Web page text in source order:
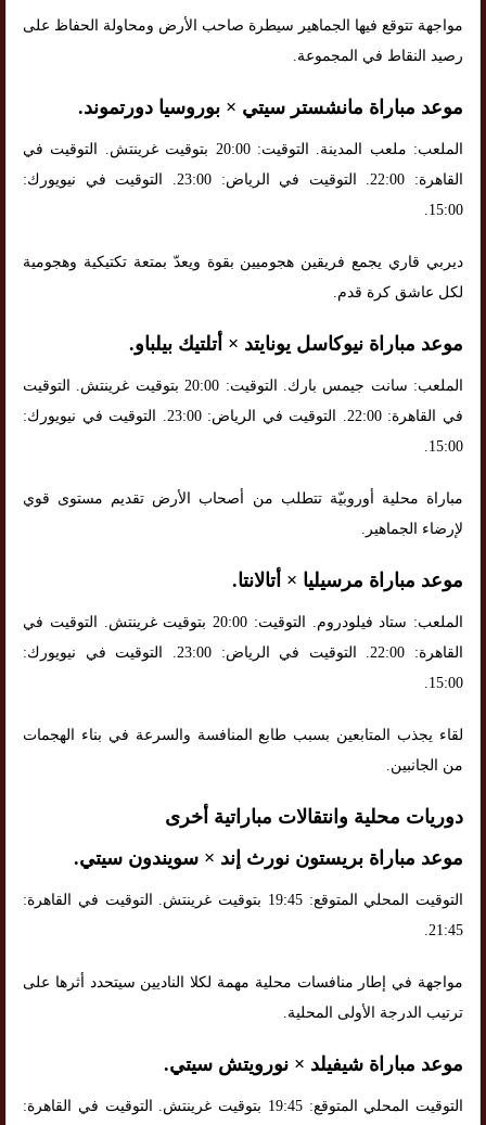
مواجهة تتوقع فيها الجماهير سيطرة صاحب الأرض ومحاولة الحفاظ على
رصيد النقاط في المجموعة.
موعد مباراة مانشستر سيتي × بوروسيا دورتموند.
الملعب: ملعب المدينة. التوقيت: 20:00 بتوقيت غرينتش. التوقيت في
القاهرة: 22:00. التوقيت في الرياض: 23:00. التوقيت في نيويورك:
15:00.
ديربي قاري يجمع فريقين هجوميين بقوة ويعدّ بمتعة تكتيكية وهجومية
لكل عاشق كرة قدم.
موعد مباراة نيوكاسل يونايتد × أتلتيك بيلباو.
الملعب: سانت جيمس بارك. التوقيت: 20:00 بتوقيت غرينتش. التوقيت
في القاهرة: 22:00. التوقيت في الرياض: 23:00. التوقيت في نيويورك:
15:00.
مباراة محلية أوروبيّة تتطلب من أصحاب الأرض تقديم مستوى قوي
لإرضاء الجماهير.
موعد مباراة مرسيليا × أتالانتا.
الملعب: ستاد فيلودروم. التوقيت: 20:00 بتوقيت غرينتش. التوقيت في
القاهرة: 22:00. التوقيت في الرياض: 23:00. التوقيت في نيويورك:
15:00.
لقاء يجذب المتابعين بسبب طابع المنافسة والسرعة في بناء الهجمات
من الجانبين.
دوريات محلية وانتقالات مباراتية أخرى
موعد مباراة بريستون نورث إند × سويندون سيتي.
التوقيت المحلي المتوقع: 19:45 بتوقيت غرينتش. التوقيت في القاهرة:
21:45.
مواجهة في إطار منافسات محلية مهمة لكلا الناديين سيتحدد أثرها على
ترتيب الدرجة الأولى المحلية.
موعد مباراة شيفيلد × نورويتش سيتي.
التوقيت المحلي المتوقع: 19:45 بتوقيت غرينتش. التوقيت في القاهرة: